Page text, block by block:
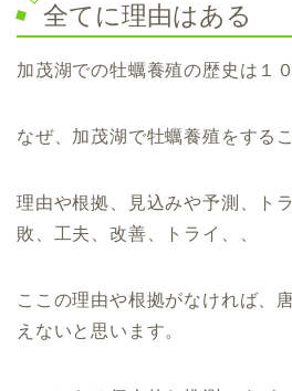
全てに理由はある
加茂湖での牡蠣養殖の歴史は１
なぜ、加茂湖で牡蠣養殖をする
理由や根拠、見込みや予測、ト
敗、工夫、改善、トライ、、
ここの理由や根拠がなければ、
えないと思います。